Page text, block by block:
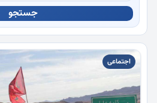
چندرسانه جستجو
اجتماعی